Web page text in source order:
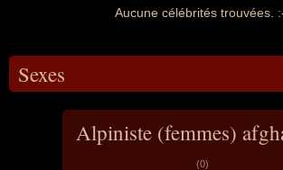
Aucune célébrités trouvées.
Sexes
Alpiniste (femmes)
(0)